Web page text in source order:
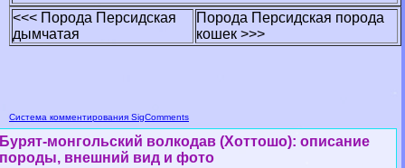
<<< Порода Персидская
дымчатая
Порода Персидская порода
кошек >>>
Система комментирования SigComments
Бурят-монгольский волкодав (Хоттошо): описание
породы, внешний вид и фото